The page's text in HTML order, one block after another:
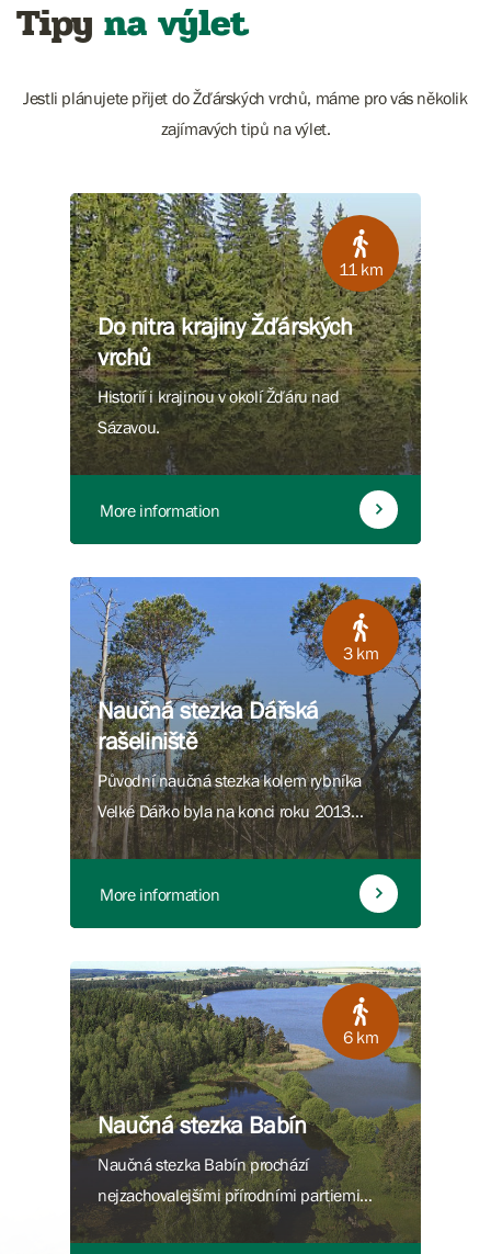
Tipy na výlet
Jestli plánujete přijet do Žďárských vrchů, máme pro vás několik
zajímavých tipů na výlet.
11 km
Do nitra krajiny Žďárských
vrchů
Historií i krajinou v okolí Žďáru nad
Sázavou.
More information
3 km
Naučná stezka Dářská
rašeliniště
Původní naučná stezka kolem rybníka
Velké Dářko byla na konci roku 2013
nahrazena zcela novou stezkou v upravené
dářských rašelinišť a prostřednictvím 12
panelů a 2 vyhlídkových bodů seznamuje s
živou a neživou přírodou této ochranářsky
významné části Žďárských vrchů.
More information
6 km
Naučná stezka Babín
Naučná stezka Babín prochází
nejzachovalejšími přírodními partiemi
Žďárských vrchů. Seznamuje návštěvníky s